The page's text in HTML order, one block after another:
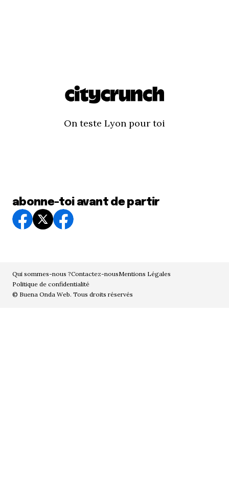
On teste Lyon pour toi
abonne-toi avant de partir
Qui sommes-nous ?Contactez-nousMentions Légales
Politique de confidentialité
© Buena Onda Web. Tous droits réservés